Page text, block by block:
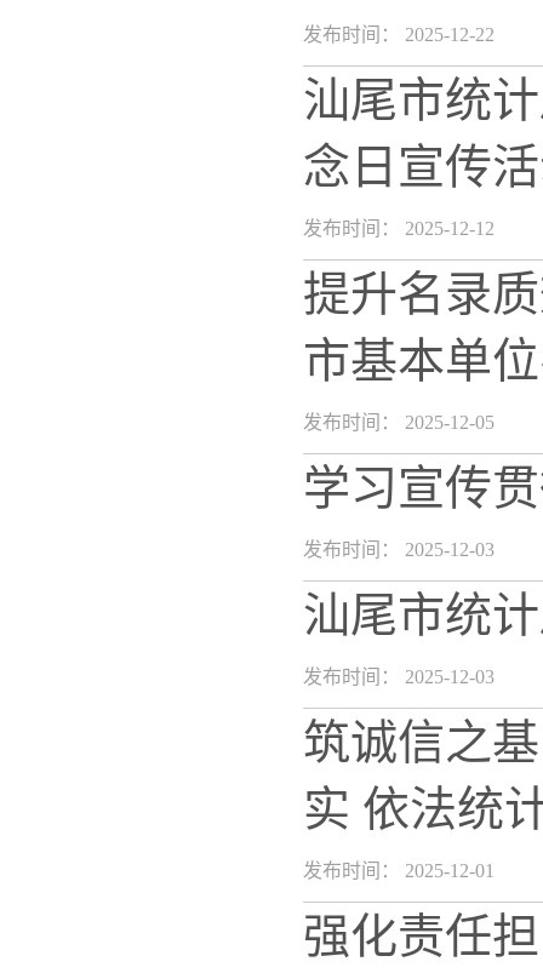
发布时间： 2025-12-22
汕尾市统
念日宣传
发布时间： 2025-12-12
提升名录
市基本单
发布时间： 2025-12-05
学习宣传
发布时间： 2025-12-03
汕尾市统
发布时间： 2025-12-03
筑诚信之
实 依法统
发布时间： 2025-12-01
强化责任